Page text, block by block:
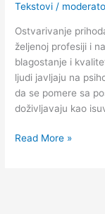
Tekstovi /
Ostvarivanje
željenoj profesiji i
blagostanje i
ljudi javljaju na
da se pomere sa
doživljavaju kao
Read More »